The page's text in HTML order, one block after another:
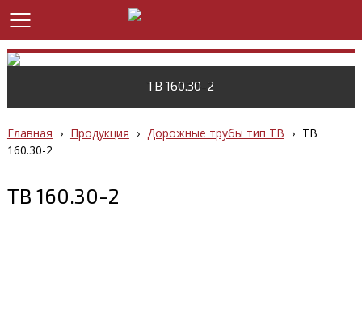
ТВ 160.30-2
Главная › Продукция › Дорожные трубы тип ТВ › ТВ
160.30-2
ТВ 160.30-2